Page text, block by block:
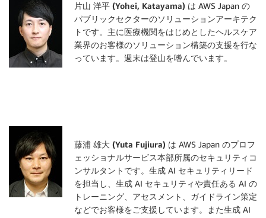
片山 洋平 (Yohei, Katayama) は AWS Japan の
パブリックセクターのソリューションアーキテク
トです。主に医療機関をはじめとしたヘルスケア
業界のお客様のソリューション構築の支援を行な
っています。週末は登山を嗜んでいます。
藤浦 雄大 (Yuta Fujiura) は AWS Japan のプロフ
ェッショナルサービス本部所属のセキュリティコ
ンサルタントです。生成 AI セキュリティリード
を担当し、生成 AI セキュリティや責任ある AI の
トレーニング、アセスメント、ガイドライン策定
などでお客様をご支援しています。また生成 AI